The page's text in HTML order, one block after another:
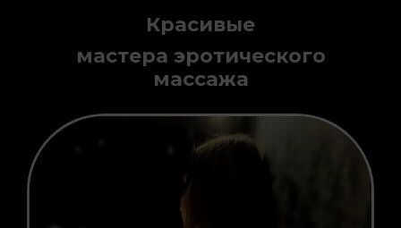
Нежные
мастера эротического
массажа